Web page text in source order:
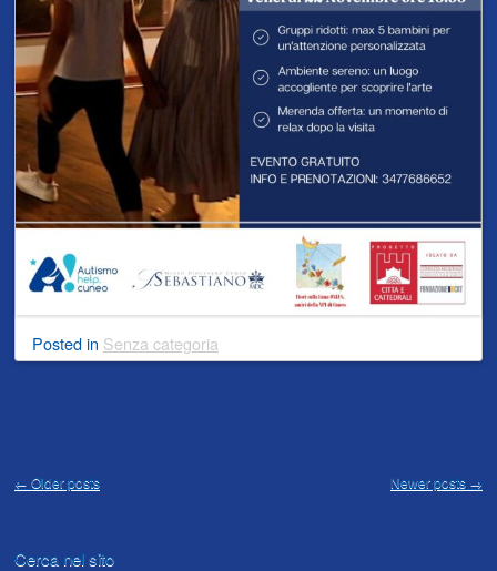
Postedin Senza categoria
← Older posts Newer posts →
Cerca nel sito